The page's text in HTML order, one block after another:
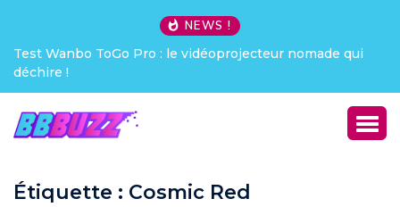
NEWS !
Test Wanbo ToGo Pro : le vidéoprojecteur nomade qui
déchire !
Étiquette : Cosmic Red